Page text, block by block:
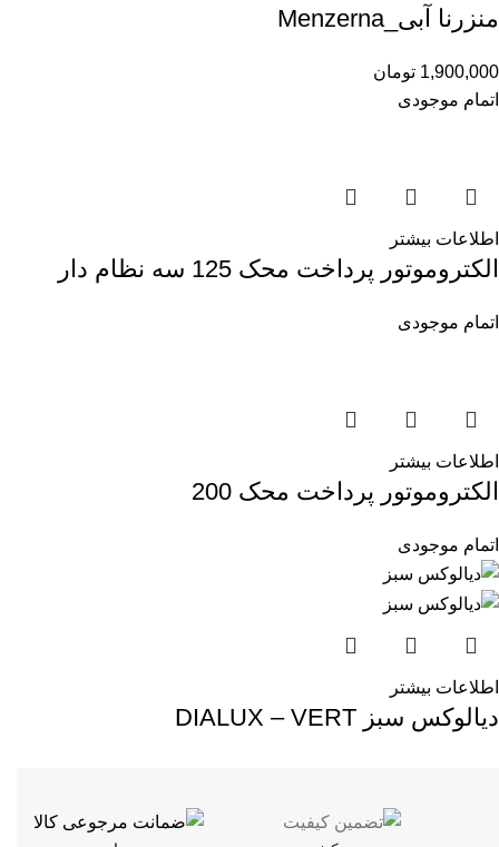
منزرنا آبی_Menzerna
1,900,000 تومان
اتمام موجودی
اطلاعات بیشتر
الکتروموتور پرداخت محک 125 سه نظام دار
اتمام موجودی
اطلاعات بیشتر
الکتروموتور پرداخت محک 200
اتمام موجودی
اطلاعات بیشتر
دیالوکس سبز DIALUX – VERT